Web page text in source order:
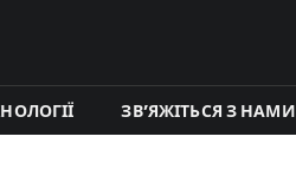
ЗВ’ЯЖІТЬСЯ З НАМИ